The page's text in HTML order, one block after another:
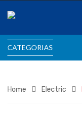
CATEGORIAS
Home Electric